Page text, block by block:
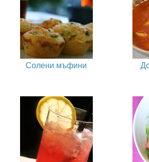
Солени мъфини